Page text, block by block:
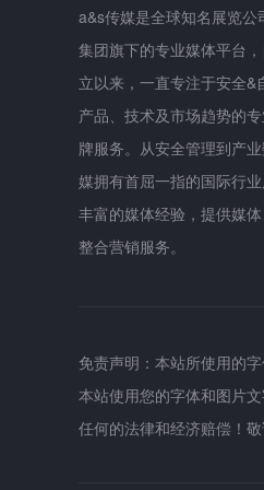
a&s传媒是全球知名展览公
集团旗下的专业媒体平台
立以来，一直专注于安全&
产品、技术及市场趋势的
牌服务。从安全管理到产
媒拥有首屈一指的国际行
丰富的媒体经验，提供媒
整合营销服务。
免责声明：本站所使用的
本站使用您的字体和图片
任何的法律和经济赔偿！敬